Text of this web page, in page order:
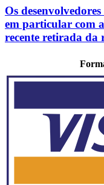
Os
em particular com
recente retirada da